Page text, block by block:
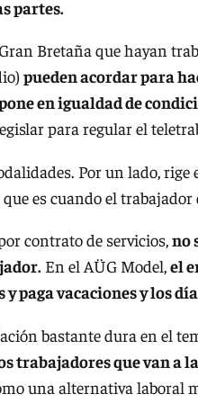
partes.
Bretaña que hayan
pueden acordar para
en igualdad de
para regular el
Por un lado,
es cuando el
contrato de servicios,no
En el AÜG Model,el
paga vacaciones y los
bastante dura en el
trabajadores que van a
una alternativa laboral